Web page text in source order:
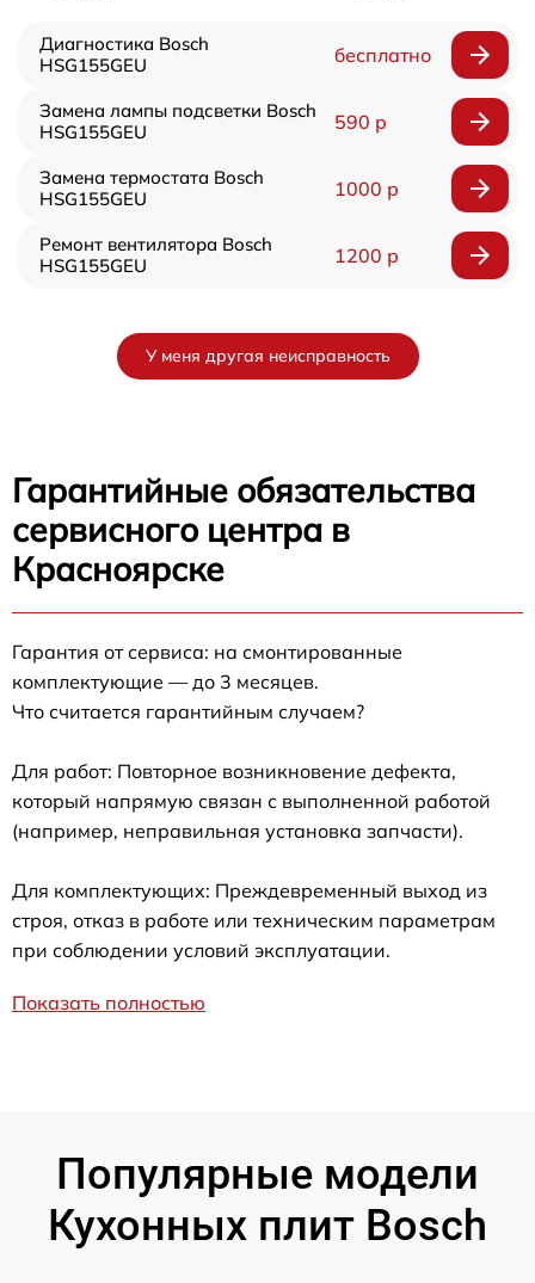
Диагностика Bosch
HSG155GEU
бесплатно
Замена лампы подсветки Bosch
HSG155GEU
590 р
Замена термостата Bosch
HSG155GEU
1000 р
Ремонт вентилятора Bosch
HSG155GEU
1200 р
У меня другая неисправность
Гарантийные обязательства
сервисного центра в
Красноярске
Гарантия от сервиса: на смонтированные
комплектующие — до 3 месяцев.
Что считается гарантийным случаем?
Для работ: Повторное возникновение дефекта,
который напрямую связан с выполненной работой
(например, неправильная установка запчасти).
Для комплектующих: Преждевременный выход из
строя, отказ в работе или техническим параметрам
при соблюдении условий эксплуатации.
Показать полностью
Популярные модели
Кухонных плит Bosch